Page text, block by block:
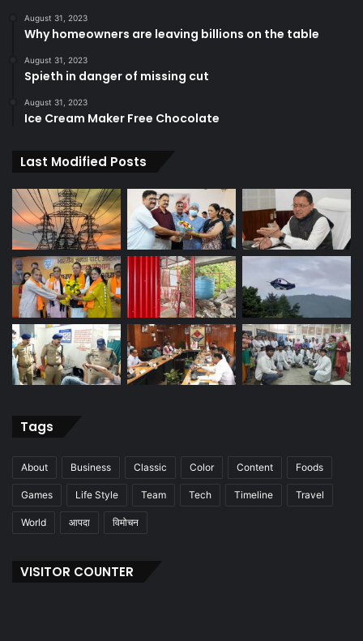
August 31, 2023
Why homeowners are leaving billions on the table
August 31, 2023
Spieth in danger of missing cut
August 31, 2023
Ice Cream Maker Free Chocolate
Last Modified Posts
Tags
About Business Classic Color Content Foods
Games Life Style Team Tech Timeline Travel
World आपदा विमोचन
VISITOR COUNTER